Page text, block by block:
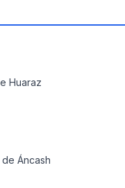
Huaraz
Áncash